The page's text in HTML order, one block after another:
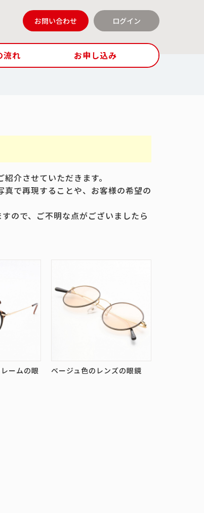
お問い合わせ ログイン
流れ お申し込み
介させていただきます。
で再現することや、お客様の希望の
ので、ご不明な点がございましたら
ームの眼
ベージュ色のレンズの眼鏡